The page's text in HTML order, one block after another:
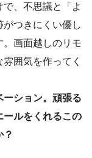
、不思議と「よ
つきにくい優し
。画面越しのリモ
囲気を作ってく
ーション。頑張る
ールをくれるこの
？